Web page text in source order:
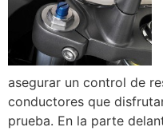
asegurar un control de
conductores que
prueba. En la parte